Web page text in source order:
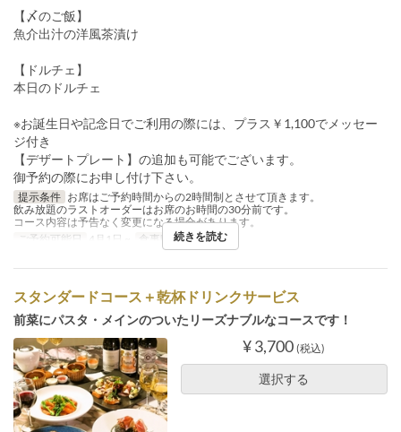
【〆のご飯】
魚介出汁の洋風茶漬け
【ドルチェ】
本日のドルチェ
※お誕生日や記念日でご利用の際には、プラス￥1,100でメッセー
ジ付き
【デザートプレート】の追加も可能でございます。
御予約の際にお申し付け下さい。
提示条件 お席はご予約時間からの2時間制とさせて頂きます。
飲み放題のラストオーダーはお席のお時間の30分前です。
コース内容は予告なく変更になる場合があります。
ご予約可能日
4月1日 ~ 食事時間 ディナー
続きを読む
スタンダードコース＋乾杯ドリンクサービス
前菜にパスタ・メインのついたリーズナブルなコースです！
¥ 3,700 (税込)
選択する